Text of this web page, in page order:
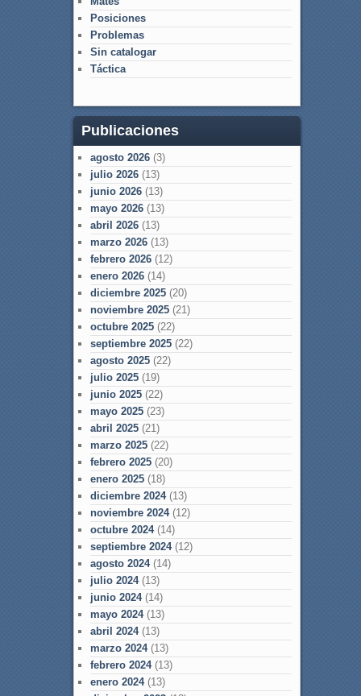
Posiciones
Problemas
Sin catalogar
Táctica
Publicaciones
agosto 2026(3)
julio 2026(13)
junio 2026(13)
mayo 2026(13)
abril 2026(13)
marzo 2026(13)
febrero 2026(12)
enero 2026(14)
diciembre 2025(20)
noviembre 2025(21)
octubre 2025(22)
septiembre 2025(22)
agosto 2025(22)
julio 2025(19)
junio 2025(22)
mayo 2025(23)
abril 2025(21)
marzo 2025(22)
febrero 2025(20)
enero 2025(18)
diciembre 2024(13)
noviembre 2024(12)
octubre 2024(14)
septiembre 2024(12)
agosto 2024(14)
julio 2024(13)
junio 2024(14)
mayo 2024(13)
abril 2024(13)
marzo 2024(13)
febrero 2024(13)
enero 2024(13)